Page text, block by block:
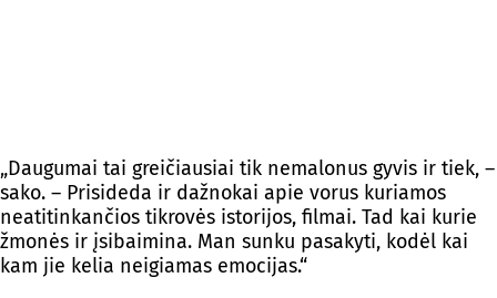
„Daugumai tai greičiausiai tik nemalonus gyvis ir tiek, –
sako. – Prisideda ir dažnokai apie vorus kuriamos
neatitinkančios tikrovės istorijos, filmai. Tad kai kurie
žmonės ir įsibaimina. Man sunku pasakyti, kodėl kai
kam jie kelia neigiamas emocijas.“